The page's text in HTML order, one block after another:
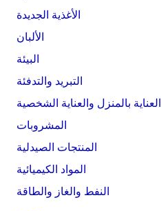
الأغذية الجديدة
الألبان
البيئة
التبريد والتدفئة
العناية بالمنزل والعناية الشخصية
المشروبات
المنتجات الصيدلية
المواد الكيميائية
النفط والغاز والطاقة